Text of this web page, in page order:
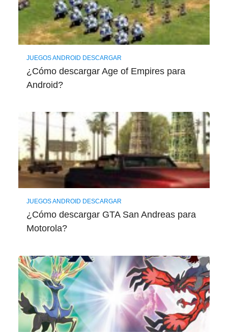
JUEGOS ANDROID DESCARGAR
¿Cómo descargar Age of Empires para
Android?
JUEGOS ANDROID DESCARGAR
¿Cómo descargar GTA San Andreas para
Motorola?